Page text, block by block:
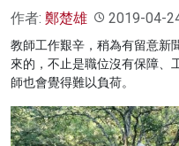
作者: 鄭楚雄 2019-04-
教師工作艱辛，稍為有留意新
來的，不止是職位沒有保障、
師也會覺得難以負荷。